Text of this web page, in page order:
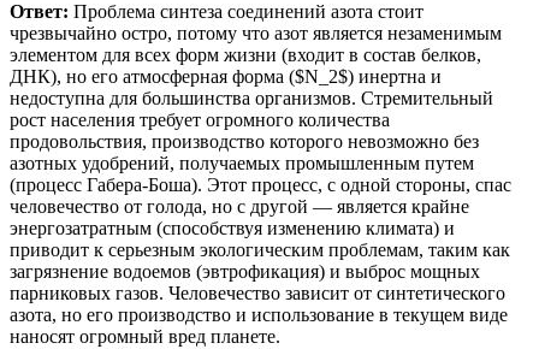
Ответ: Проблема синтеза соединений азота стоит
чрезвычайно остро, потому что азот является незаменимым
элементом для всех форм жизни (входит в состав белков,
ДНК), но его атмосферная форма ($N_2$) инертна и
недоступна для большинства организмов. Стремительный
рост населения требует огромного количества
продовольствия, производство которого невозможно без
азотных удобрений, получаемых промышленным путем
(процесс Габера-Боша). Этот процесс, с одной стороны, спас
человечество от голода, но с другой — является крайне
энергозатратным (способствуя изменению климата) и
приводит к серьезным экологическим проблемам, таким как
загрязнение водоемов (эвтрофикация) и выброс мощных
парниковых газов. Человечество зависит от синтетического
азота, но его производство и использование в текущем виде
наносят огромный вред планете.